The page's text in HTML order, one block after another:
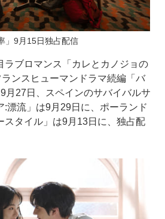
」9月15日独占配信
ラブロマンス「カレとカノジョの
ンスヒューマンドラマ続編「バ
月27日、スペインのサバイバルサ
:漂流」は9月29日に、ポーランド
スタイル」は9月13日に、独占配